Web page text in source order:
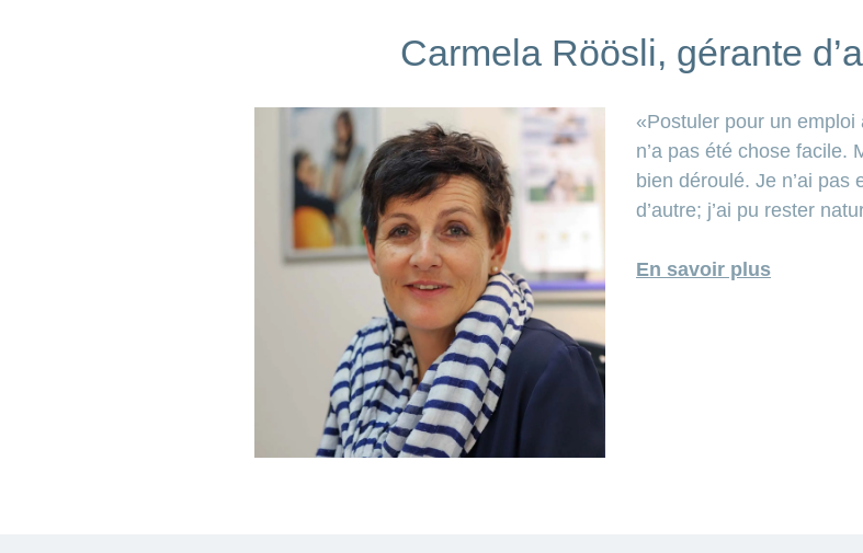
Carmela Röösli, gérante
«Postuler pour un
n’a pas été chose facile.
bien déroulé. Je n’ai pas
d’autre; j’ai pu rester
En savoir plus